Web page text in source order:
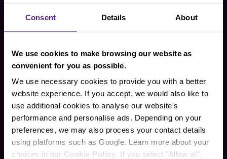
Consent Details About
We use cookies to make browsing our website as
convenient for you as possible.
We use necessary cookies to provide you with a better
website experience. If you accept, we would also like to
use additional cookies to analyse our website's
performance and personalise ads. Depending on your
preferences, we may also process your contact details
using platforms such as Google. Learn more about your
choices in our Cookie Policy. If you select "Allow all",
Zaškrtnutím tohoto políčka dobrovolně žádám a
společnosti.
Beru na vědomí a přijímám, že mé osobní údaje budou
údajů, včetně marketingových a propagačních účelů.
Dále potvrzuji, beru na vědomí a přijímám informace
ovarování a zveřejnění rizik.
Pokračovat